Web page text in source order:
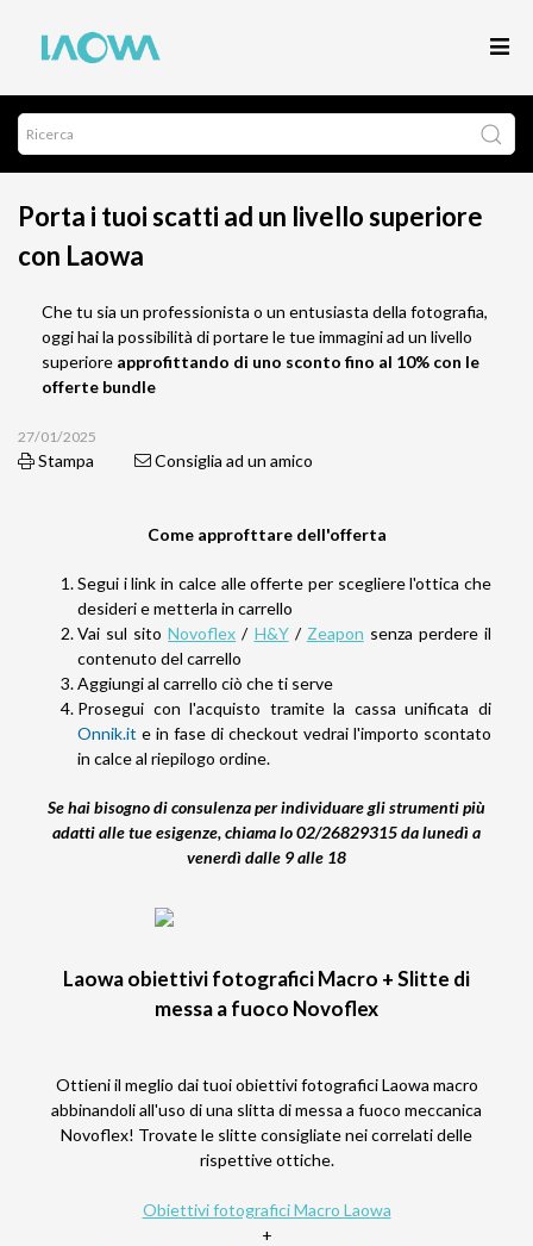
Porta i tuoi scatti ad un livello superiore
con Laowa
Che tu sia un professionista o un entusiasta della fotografia,
oggi hai la possibilità di portare le tue immagini ad un livello
superiore approfittando di uno sconto fino al 10% con le
offerte bundle
27/01/2025
Stampa Consiglia ad un amico
Come approfttare dell'offerta
Segui i link in calce alle offerte per scegliere l'ottica che
desideri e metterla in carrello
Vai sul sitoNovoflex / H&Y/ Zeapon senza perdere il
contenuto del carrello
Aggiungi al carrello ciò che ti serve
Prosegui con l'acquisto tramite la cassa unificata di
Onnik.it e in fase di checkout vedrai l'importo scontato
in calce al riepilogo ordine.
Se hai bisogno di consulenza per individuare gli strumenti più
adatti alle tue esigenze,chiama lo 02/26829315 da lunedì a
venerdì dalle 9 alle 18
Laowa obiettivi fotografici Macro + Slitte di
messa a fuoco Novoflex
Ottieni il meglio dai tuoi obiettivi fotografici Laowa macro
abbinandoli all'uso di una slitta di messa a fuoco meccanica
Novoflex! Trovate le slitte consigliate nei correlati delle
rispettive ottiche.
Obiettivi fotografici Macro Laowa
+